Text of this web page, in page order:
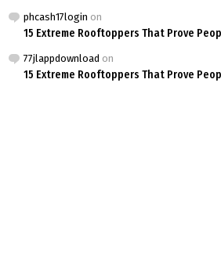
phcash17login on
15 Extreme Rooftoppers That Prove
77jlappdownload on
15 Extreme Rooftoppers That Prove